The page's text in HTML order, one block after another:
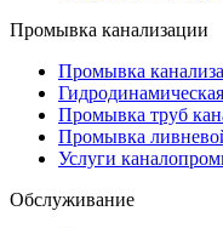
Промывка канализации
Промывка
Промывка труб
Промывка
Услуги
Обслуживание